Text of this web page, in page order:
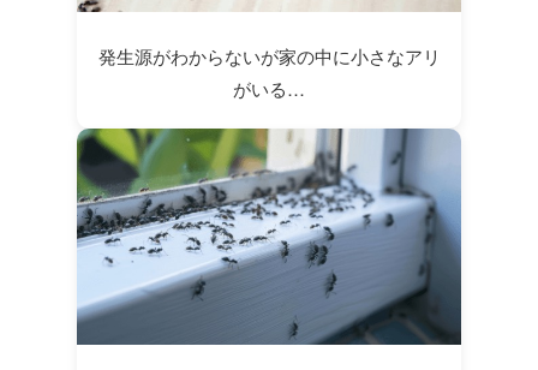
発生源がわからないが家の中に小さなアリ
がいる…